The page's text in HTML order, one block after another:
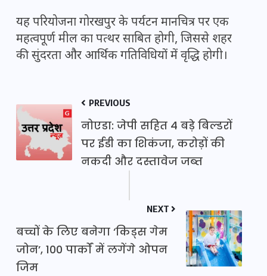
यह परियोजना गोरखपुर के पर्यटन मानचित्र पर एक
महत्वपूर्ण मील का पत्थर साबित होगी, जिससे शहर
की सुंदरता और आर्थिक गतिविधियों में वृद्धि होगी।
PREVIOUS
नोएडा: जेपी सहित 4 बड़े बिल्डरों
पर ईडी का शिकंजा, करोड़ों की
नकदी और दस्तावेज जब्त
NEXT
बच्चों के लिए बनेगा ‘किड्स गेम
जोन’, 100 पार्कों में लगेंगे ओपन
जिम